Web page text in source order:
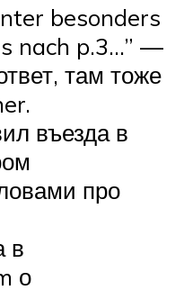
besonders
nach p.3…” —
там тоже
въезда в
про
в
о